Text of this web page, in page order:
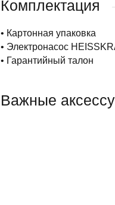
Комплектация
• Картонная упаковка
• Электронасос
• Гарантийный талон
Важные